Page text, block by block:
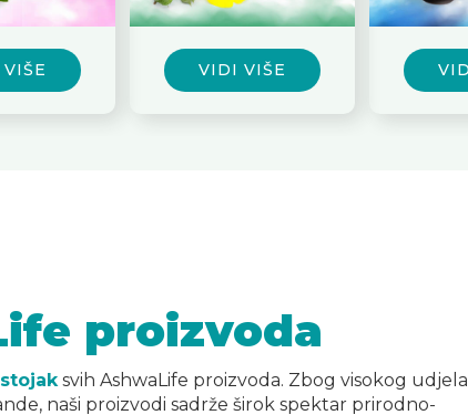
VIDI VIŠE VIDI VIŠE
proizvoda
svih AshwaLife proizvoda. Zbog visokog udjela
naši proizvodi sadrže širok spektar prirodno-